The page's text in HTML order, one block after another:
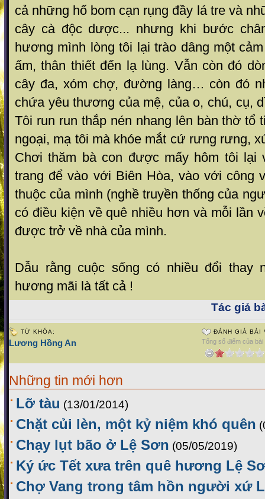
cả những hố bom cạn rụng đầy lá tre và
cây cà độc dược... nhưng khi bước
hương mình lòng tôi lại trào dâng một
ấm, thân thiết đến lạ lùng. Vẫn còn đó
cây đa, xóm chợ, đường làng… còn đó
chứa yêu thương của mệ, của o, chú, cụ,
Tôi run run thắp nén nhang lên bàn thờ tổ
ngoại, mạ tôi mà khóe mắt cứ rưng rưng,
Chơi thăm bà con được mấy hôm tôi lại
trang để vào với Biên Hòa, vào với công
thuộc của mình (nghề truyền thống của
có điều kiện về quê nhiều hơn và mỗi lần
được trở về nhà của mình.
Dẫu rằng cuộc sống có nhiều đổi thay
hương mãi là tất cả !
Tác giả
TỪ KHÓA:
Lương Hồng An
ĐÁNH GIÁ BÀI
Tổng số điểm của
Những tin mới hơn
Lỡ tàu (13/01/2014)
Chặt củi lèn, một kỷ niệm khó quên
Chạy lụt bão ở Lệ Sơn (05/05/2019)
Ký ức Tết xưa trên quê hương Lệ
Chợ Vang trong tâm hồn người xứ